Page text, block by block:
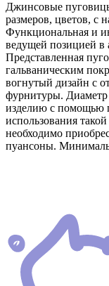
Джинсовые
размеров, цветов, с
Функциональная и
ведущей позицией в
Представленная
гальваническим
вогнутый дизайн с
фурнитуры.
изделию с помощью
использования
необходимо
пуансоны.